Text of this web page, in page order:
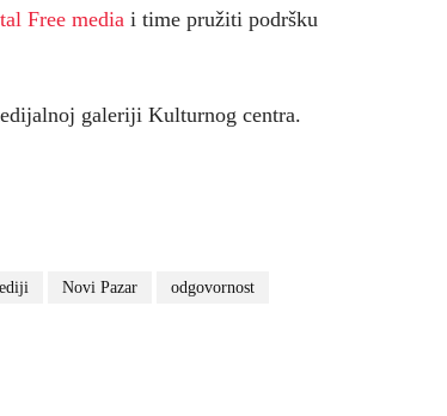
Free media i time pružiti podršku
galeriji Kulturnog centra.
Novi Pazar odgovornost